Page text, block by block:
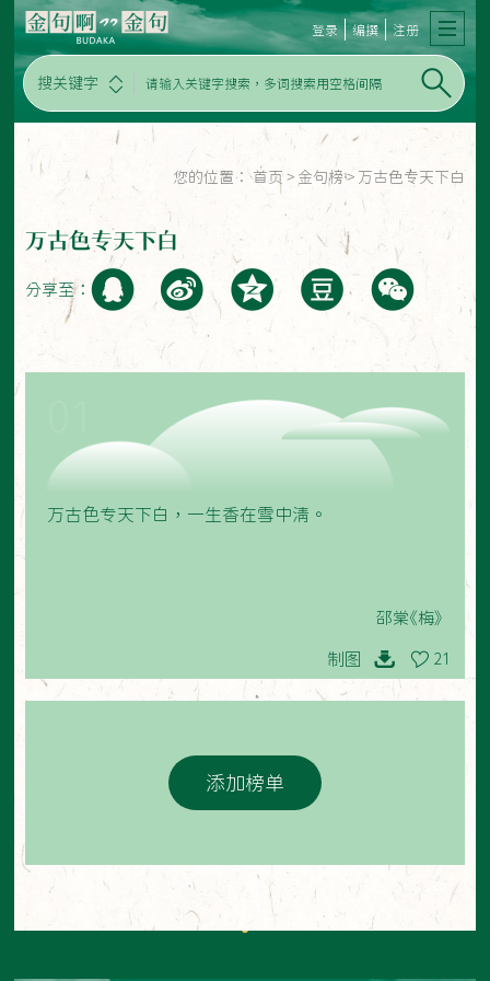
搜关键字
登录 编撰 注册
您的位置： 首页 > 金句榜 > 万古色专天下白
万古色专天下白
分享至：
万古色专天下白，一生香在雪中清。
邵棠《梅》
制图 21
添加榜单